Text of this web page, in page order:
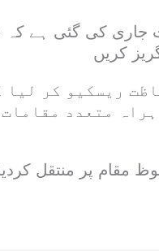
جاری کی گئی ہے کہ
کریں
کو بحفاظت ریسکیو کر
متعدد
پر منتقل کردیا